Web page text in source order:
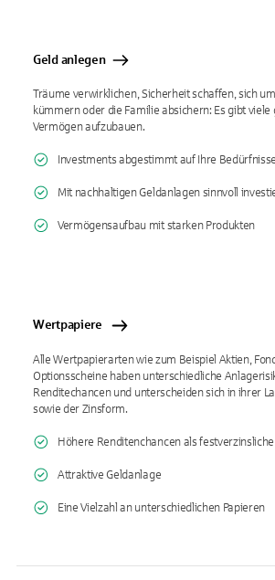
Geld anlegen
Träume verwirklichen, Sicherheit schaffen, sich
kümmern oder die Familie absichern: Es gibt viele
Vermögen aufzubauen.
Investments abgestimmt auf Ihre Bedürfnisse
Mit nachhaltigen Geldanlagen sinnvoll
Vermögensaufbau mit starken Produkten
Wertpapiere
Alle Wertpapierarten wie zum Beispiel Aktien,
Optionsscheine haben unterschiedliche
Renditechancen und unterscheiden sich in ihrer
sowie der Zinsform.
Höhere Renditenchancen als
Attraktive Geldanlage
Eine Vielzahl an unterschiedlichen Papieren